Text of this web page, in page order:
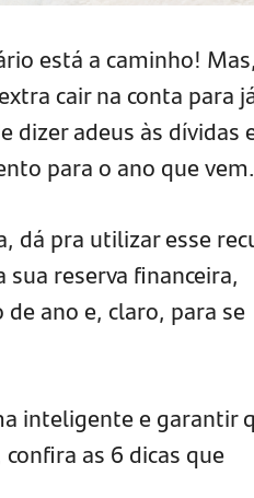
está a caminho!
cair na conta para
dizer adeus às dívidas
para o ano que vem.
dá pra utilizar esse
reserva financeira,
ano e, claro, para se
inteligente e garantir
as 6 dicas que